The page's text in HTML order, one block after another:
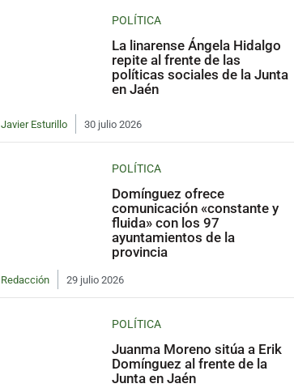
POLÍTICA
La linarense Ángela Hidalgo
repite al frente de las
políticas sociales de la Junta
en Jaén
Javier Esturillo 30 julio 2026
POLÍTICA
Domínguez ofrece
comunicación «constante y
fluida» con los 97
ayuntamientos de la
provincia
Redacción 29 julio 2026
POLÍTICA
Juanma Moreno sitúa a Erik
Domínguez al frente de la
Junta en Jaén